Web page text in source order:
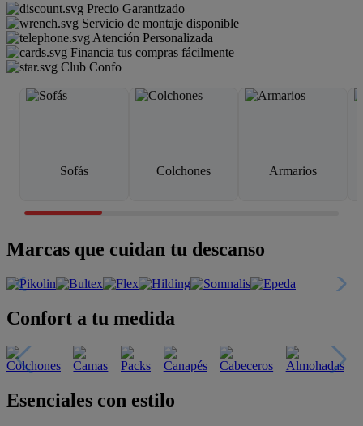
Precio Garantizado
Servicio de montaje disponible
Atención Personalizada
Financia tus compras fácilmente
Club Confo
Sofás Colchones Armarios
Marcas que cuidan tu descanso
Confort a tu medida
Esenciales con estilo